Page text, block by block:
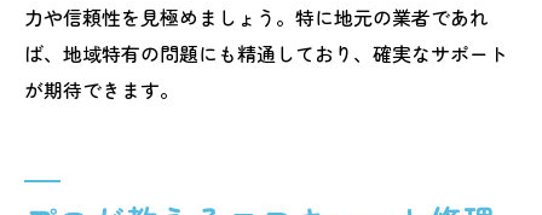
力や信頼性を見極めましょう。特に地元の業者であれ
ば、地域特有の問題にも精通しており、確実なサポート
が期待できます。